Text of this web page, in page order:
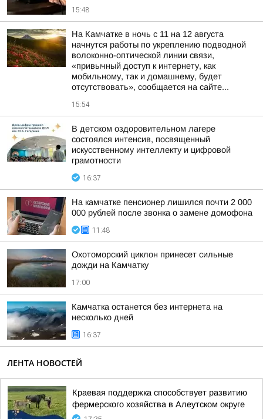
15:48
На Камчатке в ночь с 11 на 12 августа
начнутся работы по укреплению подводной
волоконно-оптической линии связи,
«привычный доступ к интернету, как
мобильному, так и домашнему, будет
отсутствовать», сообщается на сайте...
15:54
В детском оздоровительном лагере
состоялся интенсив, посвященный
искусственному интеллекту и цифровой
грамотности
16:37
На камчатке пенсионер лишился почти 2 000
000 рублей после звонка о замене домофона
11:48
Охотоморский циклон принесет сильные
дожди на Камчатку
17:00
Камчатка останется без интернета на
несколько дней
16:37
ЛЕНТА НОВОСТЕЙ
Краевая поддержка способствует развитию
фермерского хозяйства в Алеутском округе